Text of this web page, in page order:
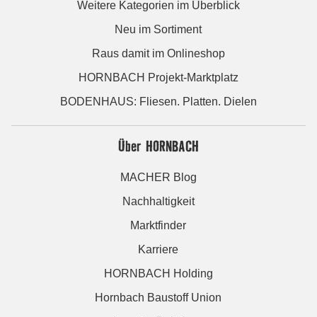
Weitere Kategorien im Überblick
Neu im Sortiment
Raus damit im Onlineshop
HORNBACH Projekt-Marktplatz
BODENHAUS: Fliesen. Platten. Dielen
Über HORNBACH
MACHER Blog
Nachhaltigkeit
Marktfinder
Karriere
HORNBACH Holding
Hornbach Baustoff Union